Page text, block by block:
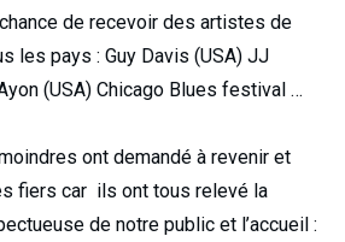
de recevoir des artistes de
les pays : Guy Davis (USA) JJ
(USA) Chicago Blues festival …
ont demandé à revenir et
fiers car ils ont tous relevé la
de notre public et l’accueil :